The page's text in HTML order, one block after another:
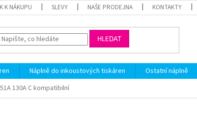
K NÁKUPU SLEVY NAŠE PRODEJNA KONTAKTY
HLEDAT
Náplně do inkoustových tiskáren Ostatní náplně
130A C kompatibilní